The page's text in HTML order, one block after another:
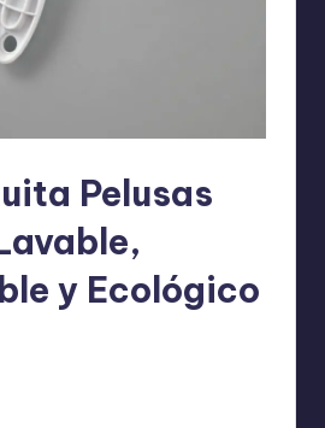
Pelusas
y Ecológico